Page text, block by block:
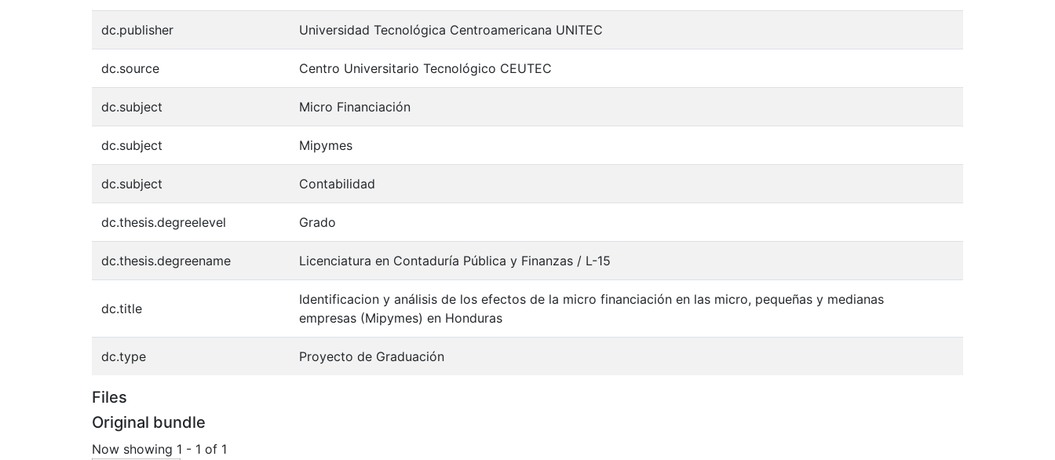
dc.publisher Universidad Tecnológica Centroamericana UNITEC
dc.source Centro Universitario Tecnológico CEUTEC
dc.subject Micro Financiación
dc.subject Mipymes
dc.subject Contabilidad
dc.thesis.degreelevel Grado
dc.thesis.degreename Licenciatura en Contaduría Pública y Finanzas / L-15
dc.title
Identificacion y análisis de los efectos de la micro financiación en las micro, pequeñas y medianas
empresas (Mipymes) en Honduras
dc.type Proyecto de Graduación
Files
Original bundle
Now showing 1 - 1 of 1